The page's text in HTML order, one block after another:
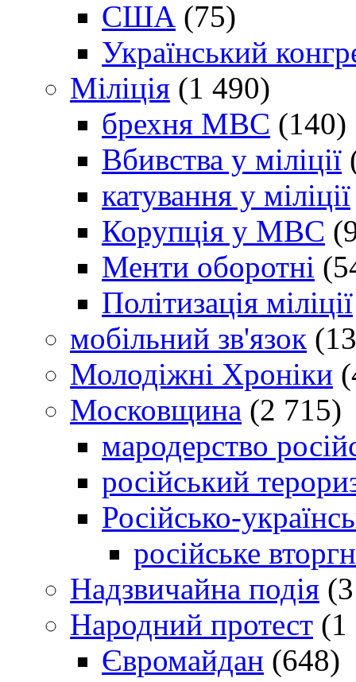
США (75)
Український
Міліція (1 490)
брехня МВС (140)
Вбивства у міліції
катування у міліції
Корупція у МВС
Менти оборотні
Політизація міліції
мобільний зв'язок
Молодіжні Хроніки
Московщина (2 715)
мародерство
російський
Російсько-
російське
Надзвичайна подія
Народний протест (1
Євромайдан (648)